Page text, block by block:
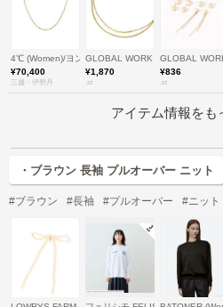
4℃ (Women)/ヨンドシー
¥70,400
三越・伊勢丹
GLOBAL WORK
¥1,870
.st
GLOBAL
¥836
.st
アイテム情報をも
・ブラウン 長袖 プルオーバー ニット
#ブラウン #長袖 #プルオーバー #ニット